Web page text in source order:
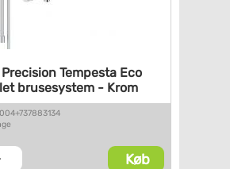
Tempesta Eco
brusesystem - Krom
Køb